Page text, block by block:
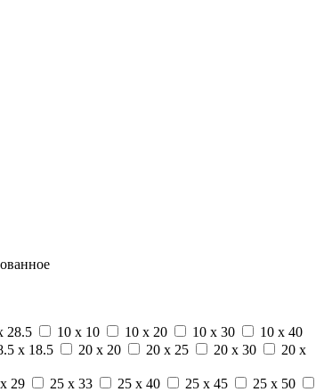
28.5 10 x 10 10 x 20 10 x 30
10 x 40
x 18.5 20 x 20 20 x 25 20 x 30
20 x
29 25 x 33 25 x 40 25 x 45
25 x 50